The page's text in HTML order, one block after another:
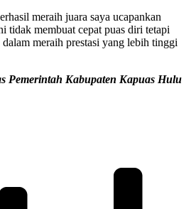
meraih juara saya ucapankan
tidak membuat cepat puas diri tetapi
meraih prestasi yang lebih tinggi
Pemerintah Kabupaten Kapuas Hulu